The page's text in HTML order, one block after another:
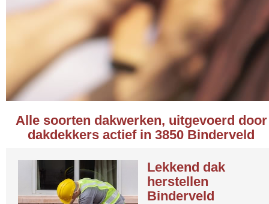
Alle soorten dakwerken, uitgevoerd door
dakdekkers actief in 3850 Binderveld
Lekkend dak
herstellen
Binderveld